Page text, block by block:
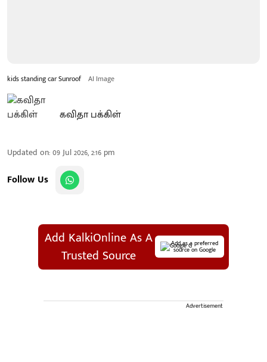
kids standing car Sunroof AI Image
கவிதா பக்கிள்
Updated on:09 Jul 2026, 2:16 pm
Follow Us
Add KalkiOnline As A
Trusted Source
Add as a preferred
source on Google
Advertisement